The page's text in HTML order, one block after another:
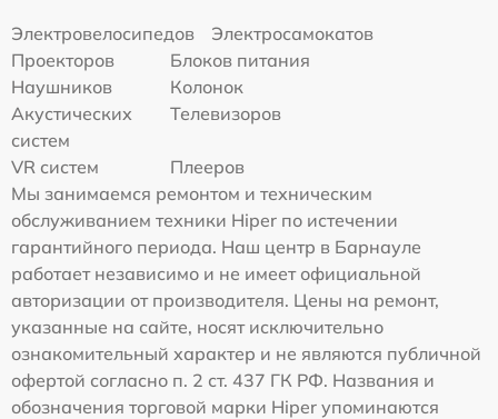
Электровелосипедов
Электросамокатов
Проекторов
Блоков питания
Наушников
Колонок
Акустических
систем
Телевизоров
VR систем
Плееров
Мы занимаемся ремонтом и техническим
обслуживанием техники Hiper по истечении
гарантийного периода. Наш центр в Барнауле
работает независимо и не имеет официальной
авторизации от производителя. Цены на ремонт,
указанные на сайте, носят исключительно
ознакомительный характер и не являются публичной
офертой согласно п. 2 ст. 437 ГК РФ. Названия и
обозначения торговой марки Hiper упоминаются